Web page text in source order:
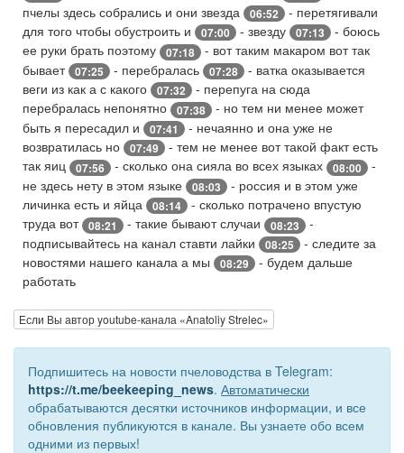
пчелы здесь собрались и они звезда
06:52
- перетягивали
для того чтобы обустроить и
07:00 - звезду 07:13
- боюсь
ее руки брать поэтому
07:18
- вот таким макаром вот так
бывает 07:25 - перебралась 07:28
- ватка оказывается
веги из как а с какого
07:32
- перепуга на сюда
перебралась непонятно
07:38
- но тем ни менее может
быть я пересадил и
07:41
- нечаянно и она уже не
возвратилась но
07:49
- тем не менее вот такой факт есть
так яиц
07:56 - сколько она сияла во всех языках 08:00
-
не здесь нету в этом языке
08:03
- россия и в этом уже
личинка есть и яйца
08:14
- сколько потрачено впустую
труда вот 08:21 - такие бывают случаи 08:23
-
подписывайтесь на канал ставти лайки
08:25
- следите за
новостями нашего канала а мы
08:29
- будем дальше
работать
Если Вы автор youtube-канала «Anatoliy Strelec»
Подпишитесь на новости пчеловодства в Telegram:
https://t.me/beekeeping_news. Автоматически
обрабатываются десятки источников информации, и все
обновления публикуются в канале. Вы узнаете обо всем
одними из первых!